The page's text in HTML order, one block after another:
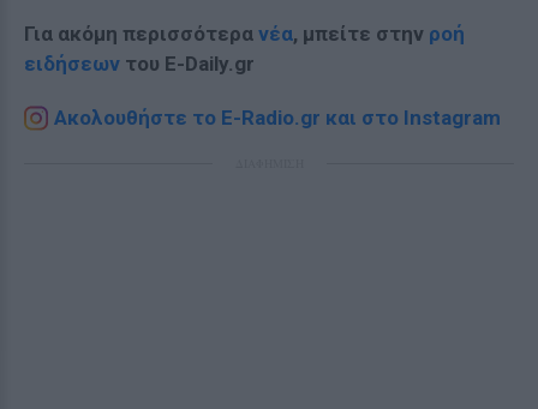
Για ακόμη περισσότερα νέα, μπείτε στην ροή
ειδήσεων του E-Daily.gr
Ακολουθήστε το E-Radio.gr και στο Instagram